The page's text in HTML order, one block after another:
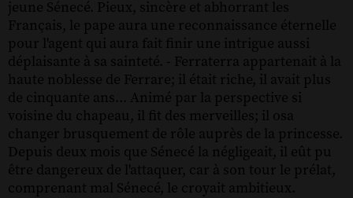
jeune Sénecé. Pieux, sincère et abhorrant les
Français, le pape aura une reconnaissance éternelle
pour l'agent qui aura fait finir une intrigue aussi
déplaisante à sa sainteté. - Ferraterra appartenait à la
haute noblesse de Ferrare; il était riche, il avait plus
de cinquante ans... Animé par la perspective si
voisine du chapeau, il fit des merveilles; il osa
changer brusquement de rôle auprès de la princesse.
Depuis deux mois que Sénecé la négligeait, il eût pu
être dangereux de l'attaquer, car à son tour le prélat,
comprenant mal Sénecé, le croyait ambitieux.